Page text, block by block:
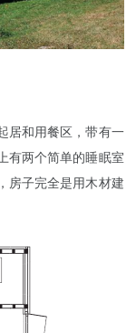
居和用餐区，带有一
有两个简单的睡眠室
房子完全是用木材建